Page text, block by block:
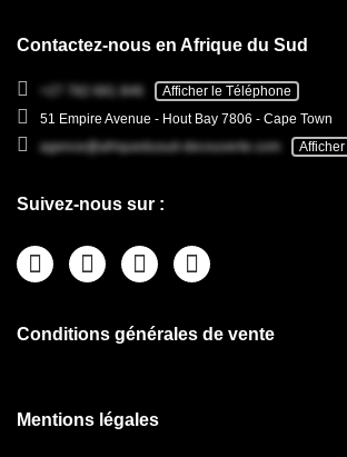
Contactez-nous en Afrique du Sud
+27 782 681 846
Afficher le Téléphone
51 Empire Avenue - Hout Bay 7806 - Cape Town
agence@afriquedusud-decouverte.com
Afficher
Suivez-nous sur :
Conditions générales de vente
Mentions légales